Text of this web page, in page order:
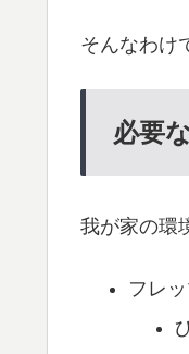
そんなわけ
必要
我が家の環
フレ